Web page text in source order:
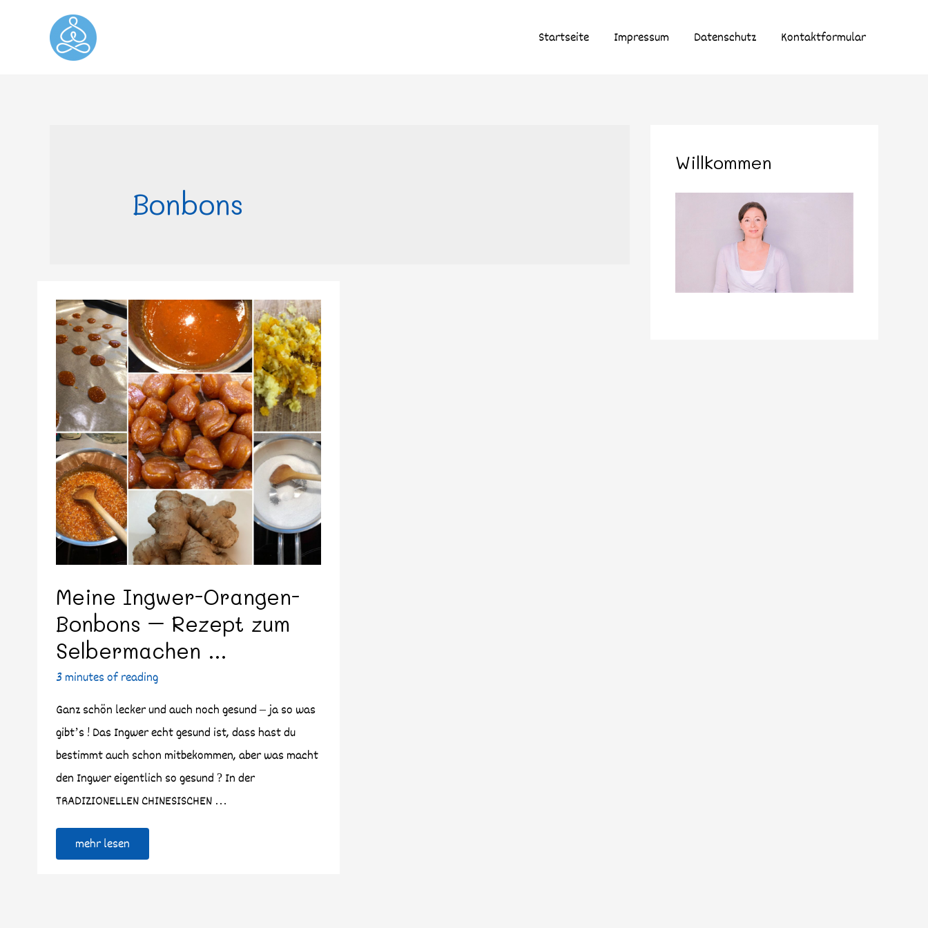
Startseite Impressum Datenschutz Kontaktformular
Bonbons
Meine Ingwer-Orangen-
Bonbons – Rezept zum
Selbermachen …
3 minutes of reading
Ganz schön lecker und auch noch gesund – ja so was
gibt’s ! Das Ingwer echt gesund ist, dass hast du
bestimmt auch schon mitbekommen, aber was macht
den Ingwer eigentlich so gesund ? In der
TRADIZIONELLEN CHINESISCHEN …
mehr lesen
Willkommen